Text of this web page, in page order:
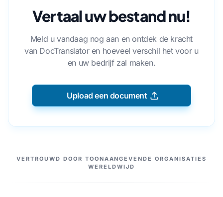
Vertaal uw bestand nu!
Meld u vandaag nog aan en ontdek de kracht
van DocTranslator en hoeveel verschil het voor u
en uw bedrijf zal maken.
Upload een document
ONZE PARTNERS
VERTROUWD DOOR TOONAANGEVENDE ORGANISATIES
WERELDWIJD